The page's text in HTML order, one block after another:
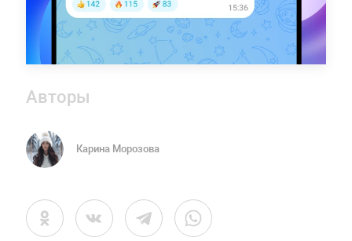
Авторы
Карина Морозова